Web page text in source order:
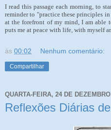
I read this passage each morning, to
reminder to "practice these principles
at the forefront of my mind, I am able
puts me at peace with life, with myself
às 00:02 Nenhum comentário:
Compartilhar
QUARTA-FEIRA, 24 DE
Reflexões Diárias